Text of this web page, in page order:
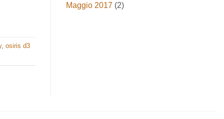
, osiris d3
Maggio 2017 (2)